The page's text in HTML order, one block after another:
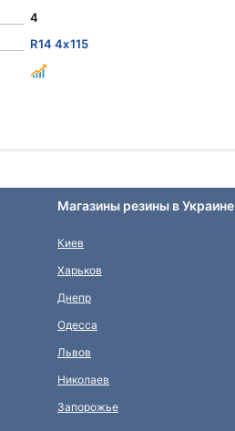
4
R14 4x115
Магазины резины в Украине
Киев
Харьков
Днепр
Одесса
Львов
Николаев
Запорожье